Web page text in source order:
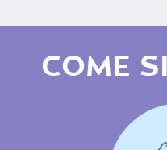
COME